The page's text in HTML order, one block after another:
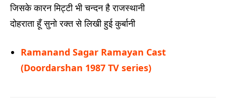
जिसके कारन मिट्टी भी चन्दन है राजस्थानी
दोहराता हूँ सुनो रक्त से लिखी हुई कुर्बानी
Ramanand Sagar Ramayan Cast
(Doordarshan 1987 TV series)